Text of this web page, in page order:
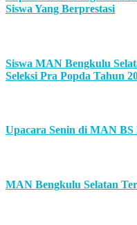
Siswa Yang Berprestasi
Siswa MAN Bengkulu
Seleksi Pra Popda Tahun
Upacara Senin di MAN
MAN Bengkulu Selatan